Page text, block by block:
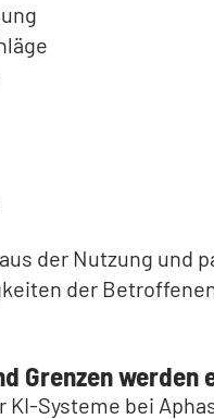
der Nutzung und
der
Grenzen
KI-Systeme bei